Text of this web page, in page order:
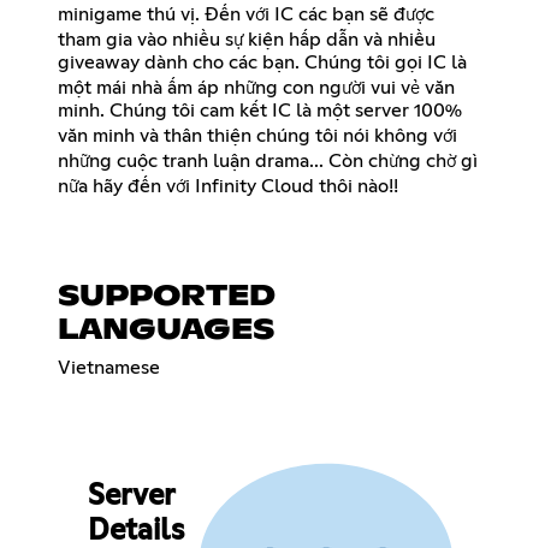
minigame thú vị. Đến với IC các bạn sẽ được
tham gia vào nhiều sự kiện hấp dẫn và nhiều
giveaway dành cho các bạn. Chúng tôi gọi IC là
một mái nhà ấm áp những con người vui vẻ văn
minh. Chúng tôi cam kết IC là một server 100%
văn minh và thân thiện chúng tôi nói không với
những cuộc tranh luận drama... Còn chừng chờ gì
nữa hãy đến với Infinity Cloud thôi nào!!
SUPPORTED
LANGUAGES
Vietnamese
Server
Details